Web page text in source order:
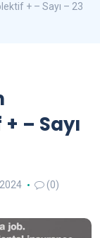
+ – Sayı – 23
– Sayı
(0)